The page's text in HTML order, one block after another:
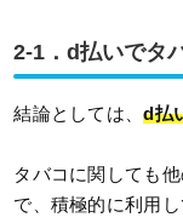
2-1．d払いでタ
結論としては、d払
タバコに関しても
で、積極的に利用